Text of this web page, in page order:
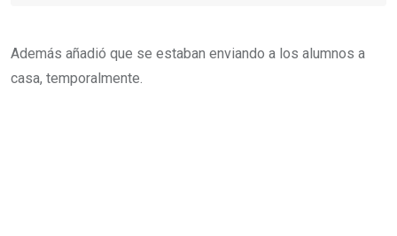
Además añadió que se estaban enviando a los alumnos a
casa, temporalmente.